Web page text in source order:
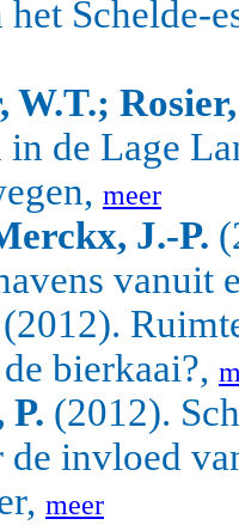
het Schelde-
W.T.;
de Lage
meer
J.-P.
vanuit
(2012).
bierkaai?,
P. (2012).
invloed
meer